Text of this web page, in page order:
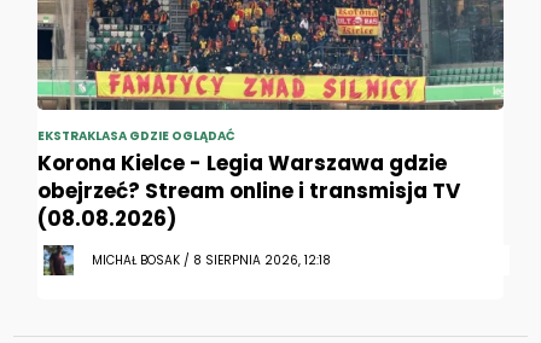
EKSTRAKLASA GDZIE OGLĄDAĆ
Korona Kielce - Legia Warszawa gdzie
obejrzeć? Stream online i transmisja TV
(08.08.2026)
MICHAŁ BOSAK / 8 SIERPNIA 2026, 12:18